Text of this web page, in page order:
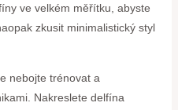
ve velkém měřítku, abyste
zkusit minimalistický styl
nebojte trénovat a
Nakreslete delfína